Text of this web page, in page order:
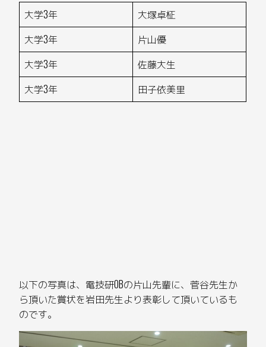
大学3年
大塚卓柾
大学3年
片山優
大学3年
佐藤大生
大学3年
田子依美里
以下の写真は、電技研OBの片山先輩に、菅谷先生か
ら頂いた賞状を岩田先生より表彰して頂いているも
のです。